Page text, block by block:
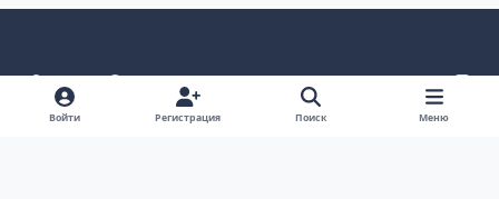
Светлый режим
Темный режим
Как в системе
v
k
Политика конфиденциальности
Войти Регистрация Поиск Меню